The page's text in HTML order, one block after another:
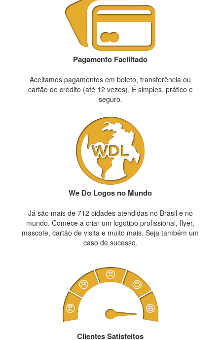
Pagamento Facilitado
Aceitamos pagamentos em boleto, transferência ou
cartão de crédito (até 12 vezes). É simples, prático e
seguro.
We Do Logos no Mundo
Já são mais de 712 cidades atendidas no Brasil e no
mundo. Comece a criar um logotipo profissional, flyer,
mascote, cartão de visita e muito mais. Seja também um
caso de sucesso.
Clientes Satisfeitos